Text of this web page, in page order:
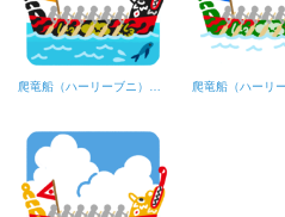
爬竜船（ハーリーブニ）【黒色】海